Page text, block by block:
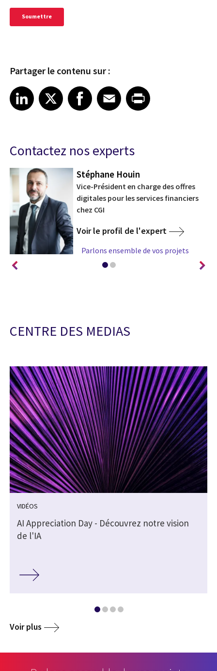
Partager le contenu sur :
Share article on LinkedIn
LinkedIn
Share article on XShare article on Facebook
Facebook
Share article on Email
EmailShare article on Print
Contactez nos experts
Stéphane Houin
Vice-Président en charge des offres
digitales pour les services financiers
chez CGI
Voir le profil de l'expert
Parlons ensemble de vos projets
CENTRE DES MEDIAS
VIDÉOS
AI Appreciation Day - Découvrez notre vision
de l'IA
Voir plus